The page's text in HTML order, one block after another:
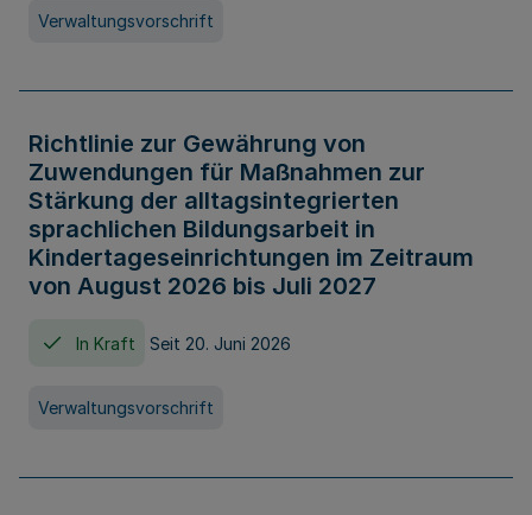
Verwaltungsvorschrift
Richtlinie zur Gewährung von
Zuwendungen für Maßnahmen zur
Stärkung der alltagsintegrierten
sprachlichen Bildungsarbeit in
Kindertageseinrichtungen im Zeitraum
von August 2026 bis Juli 2027
In Kraft Seit 20. Juni 2026
Verwaltungsvorschrift